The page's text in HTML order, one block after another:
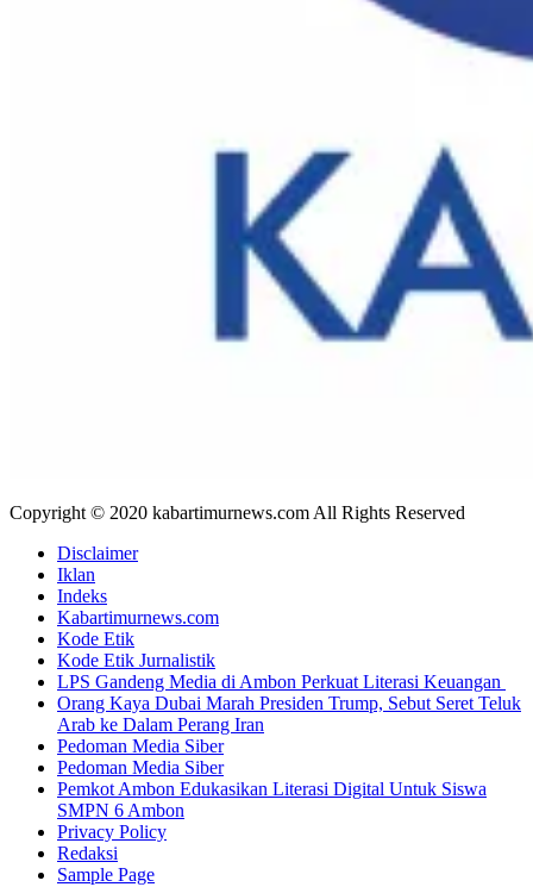
Copyright © 2020 kabartimurnews.com All Rights Reserved
Disclaimer
Iklan
Indeks
Kabartimurnews.com
Kode Etik
Kode Etik Jurnalistik
LPS Gandeng Media di Ambon Perkuat Literasi Keuangan
Orang Kaya Dubai Marah Presiden Trump, Sebut Seret Teluk
Arab ke Dalam Perang Iran
Pedoman Media Siber
Pedoman Media Siber
Pemkot Ambon Edukasikan Literasi Digital Untuk Siswa
SMPN 6 Ambon
Privacy Policy
Redaksi
Sample Page